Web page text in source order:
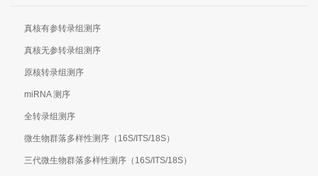
真核有参转录组测序
真核无参转录组测序
原核转录组测序
miRNA 测序
全转录组测序
微生物群落多样性测序（16S/ITS/18S）
三代微生物群落多样性测序（16S/ITS/18S）